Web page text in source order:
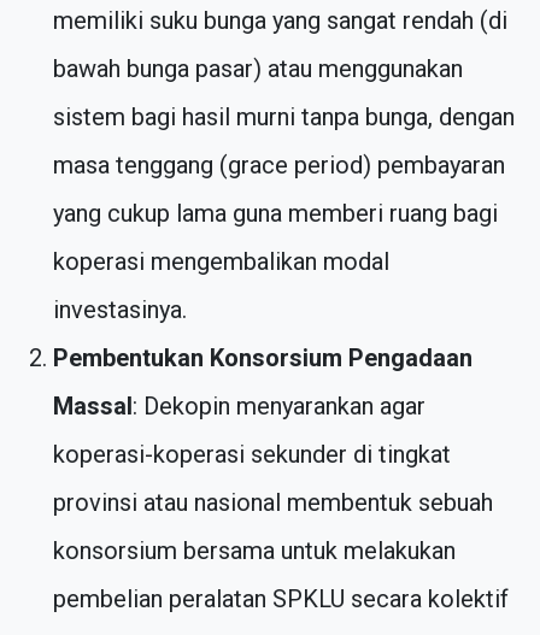
memiliki suku bunga yang sangat rendah (di
bawah bunga pasar) atau menggunakan
sistem bagi hasil murni tanpa bunga, dengan
masa tenggang (grace period) pembayaran
yang cukup lama guna memberi ruang bagi
koperasi mengembalikan modal
investasinya.
Pembentukan Konsorsium Pengadaan
Massal: Dekopin menyarankan agar
koperasi-koperasi sekunder di tingkat
provinsi atau nasional membentuk sebuah
konsorsium bersama untuk melakukan
pembelian peralatan SPKLU secara kolektif